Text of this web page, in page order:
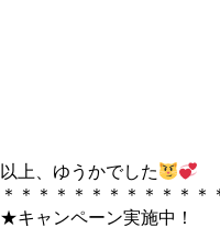
以上、ゆうかでした
＊＊＊＊＊＊＊＊＊＊＊＊
★キャンペーン実施中！